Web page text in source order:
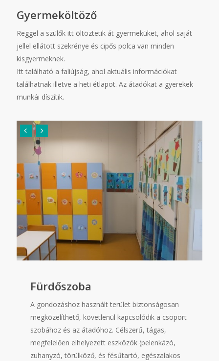
Gyermeköltöző
Reggel a szülők itt öltöztetik át gyermeküket, ahol saját
jellel ellátott szekrénye és cipős polca van minden
kisgyermeknek.
Itt található a faliújság, ahol aktuális információkat
találhatnak illetve a heti étlapot. Az átadókat a gyerekek
munkái díszítik.
Fürdőszoba
A gondozáshoz használt terület biztonságosan
megközelíthető, követlenül kapcsolódik a csoport
szobához és az átadóhoz. Célszerű, tágas,
megfelelően elhelyezett eszközök (pelenkázó,
zuhanyzó, törülköző, és fésűtartó, egészalakos